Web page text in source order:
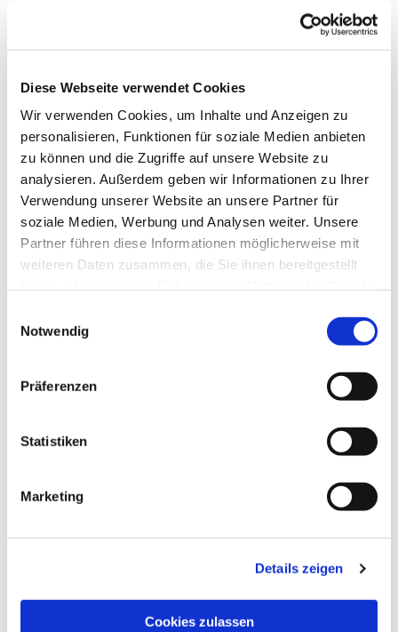
Diese Webseite verwendet Cookies
Wir verwenden Cookies, um Inhalte und Anzeigen zu
personalisieren, Funktionen für soziale Medien anbieten
zu können und die Zugriffe auf unsere Website zu
analysieren. Außerdem geben wir Informationen zu Ihrer
Verwendung unserer Website an unsere Partner für
soziale Medien, Werbung und Analysen weiter. Unsere
Partner führen diese Informationen möglicherweise mit
weiteren Daten zusammen, die Sie ihnen bereitgestellt
Notwendig
Präferenzen
Statistiken
Marketing
Details zeigen
Cookies zulassen